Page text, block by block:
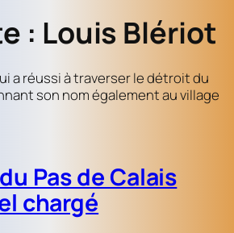
: Louis Blériot
a réussi à traverser le détroit du
son nom également au village
Pas de Calais
chargé